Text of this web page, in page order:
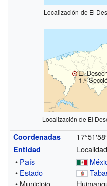
Localización de El
El
1.ª
Localización de El
Coordenadas
Entidad
Localidad
• País
• Estado
• Municipio